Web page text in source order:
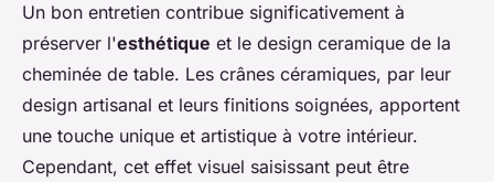
Un bon entretien contribue significativement à
préserver l'esthétique et le design ceramique de la
cheminée de table. Les crânes céramiques, par leur
design artisanal et leurs finitions soignées, apportent
une touche unique et artistique à votre intérieur.
Cependant, cet effet visuel saisissant peut être